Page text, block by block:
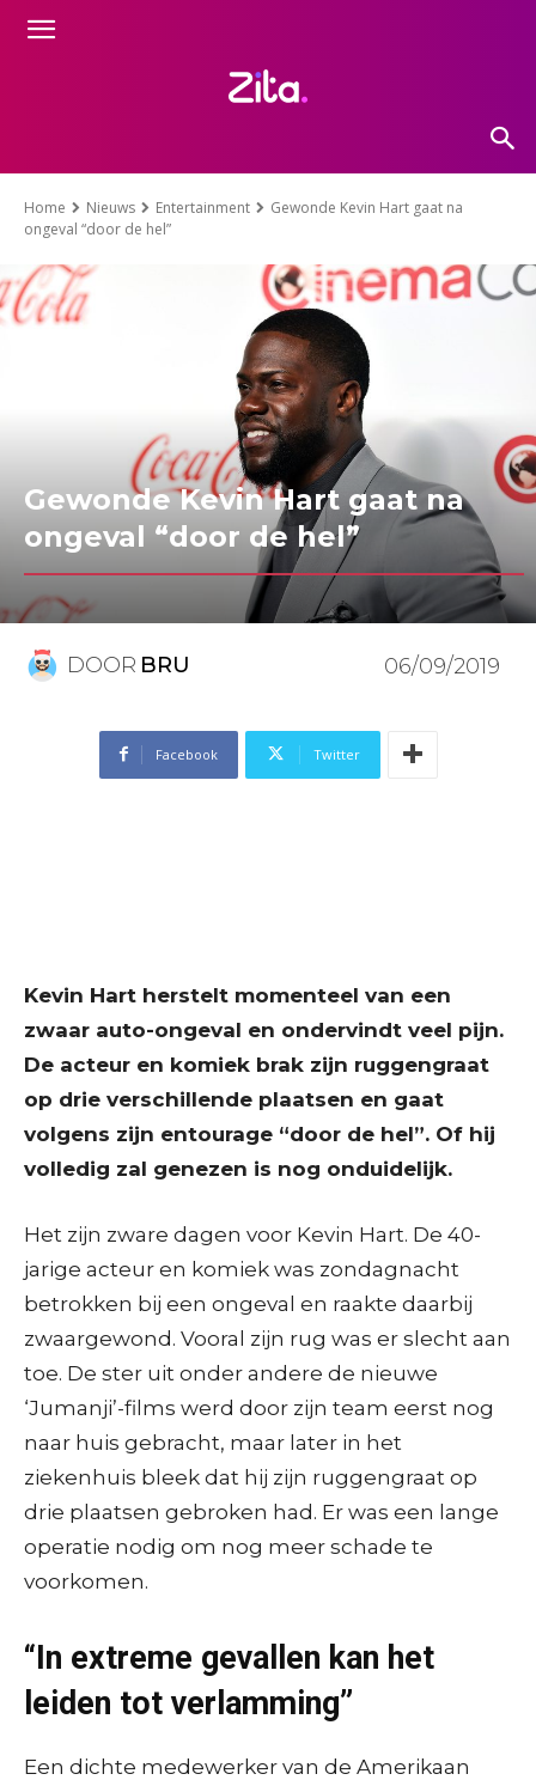
Home Nieuws Entertainment
Gewonde Kevin Hart gaat na
ongeval “door de hel”
Gewonde Kevin Hart gaat na
ongeval “door de hel”
DOOR BRU 06/09/2019
Facebook Twitter
Kevin Hart herstelt momenteel van een
zwaar auto-ongeval en ondervindt veel pijn.
De acteur en komiek brak zijn ruggengraat
op drie verschillende plaatsen en gaat
volgens zijn entourage “door de hel”. Of hij
volledig zal genezen is nog onduidelijk.
Het zijn zware dagen voor Kevin Hart. De 40-
jarige acteur en komiek was zondagnacht
betrokken bij een ongeval en raakte daarbij
zwaargewond. Vooral zijn rug was er slecht aan
toe. De ster uit onder andere de nieuwe
‘Jumanji’-films werd door zijn team eerst nog
naar huis gebracht, maar later in het
ziekenhuis bleek dat hij zijn ruggengraat op
drie plaatsen gebroken had. Er was een lange
operatie nodig om nog meer schade te
voorkomen.
“In extreme gevallen kan het
leiden tot verlamming”
Een dichte medewerker van de Amerikaan